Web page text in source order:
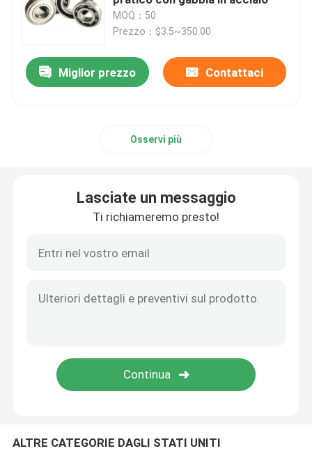
Cuscinetto a rulli affusolato
Valvola di fusione a fuso
Cuscinetto a sfera angolare del contatto
Cuscinetto a sfera del contatto di quattro punti
cuscinetto a rulli spinto
cuscinetto a rulli trasversale
MOQ：50
Prezzo：$3.5~350.00
Miglior prezzo Contattaci
Osservi più
Lasciate un messaggio
Ti richiameremo presto!
ALTRE CATEGORIE DAGLI STATI UNITI